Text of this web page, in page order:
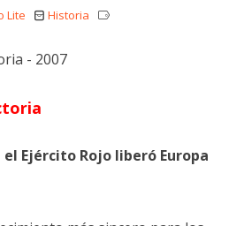
Lite Historia
el Ejército Rojo liberó Europa